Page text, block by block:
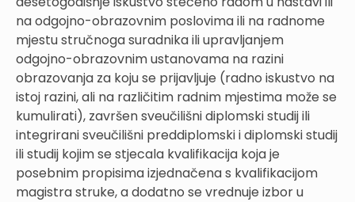
na odgojno-obrazovnim poslovima ili na radnome
mjestu stručnoga suradnika ili upravljanjem
odgojno-obrazovnim ustanovama na razini
obrazovanja za koju se prijavljuje (radno iskustvo na
istoj razini, ali na različitim radnim mjestima može se
kumulirati), završen sveučilišni diplomski studij ili
integrirani sveučilišni preddiplomski i diplomski studij
ili studij kojim se stjecala kvalifikacija koja je
posebnim propisima izjednačena s kvalifikacijom
magistra struke, a dodatno se vrednuje izbor u